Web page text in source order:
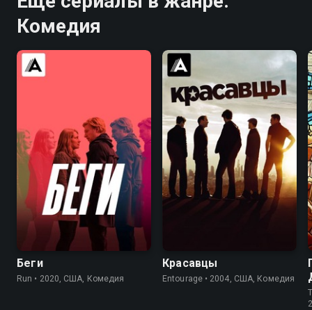
Комедия
6.5 6.2
Беги
Run • 2020, США, Комедия
Красавцы
Entourage • 2004, США, Комедия